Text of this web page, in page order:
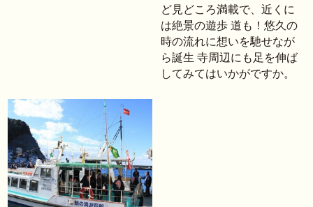
ど見どころ満載で、近くに
は絶景の遊歩 道も！悠久の
時の流れに想いを馳せなが
ら誕生 寺周辺にも足を伸ば
してみてはいかがですか。